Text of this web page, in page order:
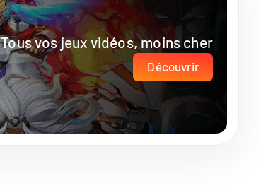
Tous vos jeux vidéos, moins cher
Découvrir